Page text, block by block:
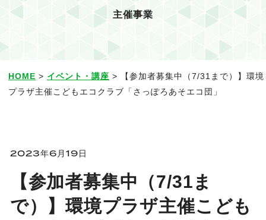
主催事業
HOME > イベント・講座 > 【参加者募集中（7/31まで）】環境
プラザ主催こどもエコクラブ「さっぽろあそエコ団」
【参加者募集中（7/31ま
で）】環境プラザ主催こども
2023年6月19日